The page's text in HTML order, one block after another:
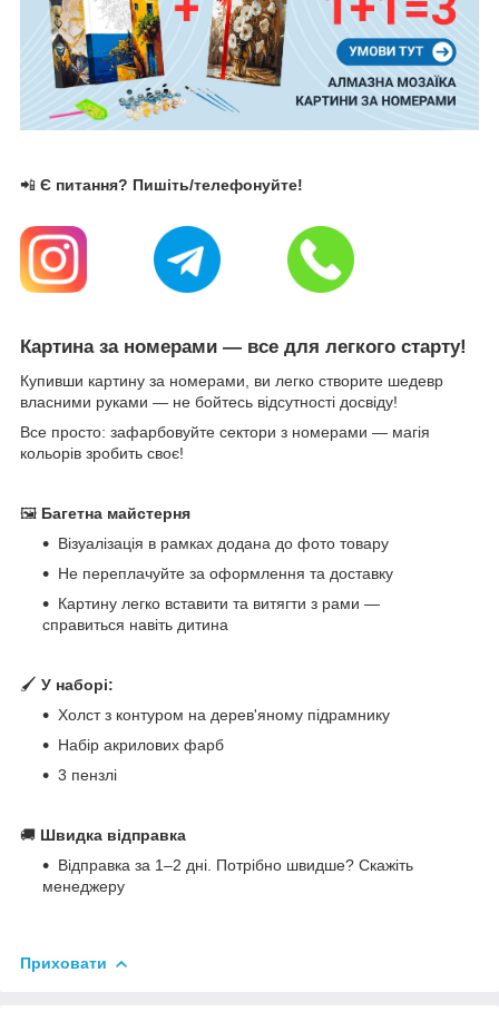
📲 Є питання? Пишіть/телефонуйте!
Картина за номерами — все для легкого старту!
Купивши картину за номерами, ви легко створите шедевр
власними руками — не бойтесь відсутності досвіду!
Все просто: зафарбовуйте сектори з номерами — магія
кольорів зробить своє!
🖼 Багетна майстерня
Візуалізація в рамках додана до фото товару
Не переплачуйте за оформлення та доставку
Картину легко вставити та витягти з рами —
справиться навіть дитина
🖌 У наборі:
Холст з контуром на дерев'яному підрамнику
Набір акрилових фарб
3 пензлі
🚚 Швидка відправка
Відправка за 1–2 дні. Потрібно швидше? Скажіть
менеджеру
Приховати